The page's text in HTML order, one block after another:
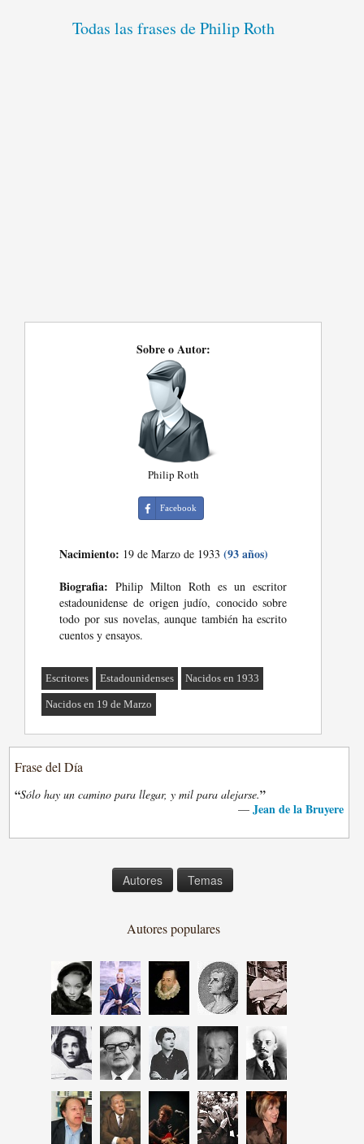
Todas las frases de Philip Roth
Sobre o Autor:
Philip Roth
Facebook
Nacimiento: 19 de Marzo de 1933(93 años)
Biografia: Philip Milton Roth es un escritor
estadounidense de origen judío, conocido sobre
todo por sus novelas, aunque también ha escrito
cuentos y ensayos.
Escritores Estadounidenses Nacidos en 1933
Nacidos en 19 de Marzo
Frase del Día
“Sólo hay un camino para llegar, y mil para alejarse.”
— Jean de la Bruyere
Autores Temas
Autores populares